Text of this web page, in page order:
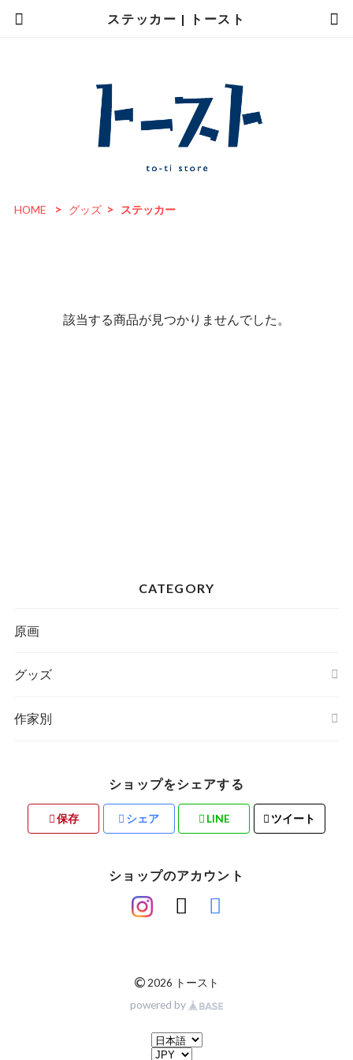
ステッカー | トースト
HOME グッズ ステッカー
該当する商品が見つかりませんでした。
CATEGORY
原画
グッズ
ステーショナリー
作家別
ショップをシェアする
保存 シェア LINE ツイート
ショップのアカウント
© 2026 トースト
powered by